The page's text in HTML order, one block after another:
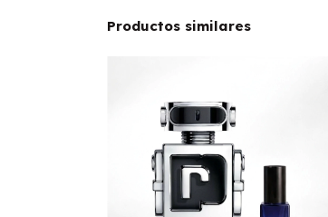
Productos similares